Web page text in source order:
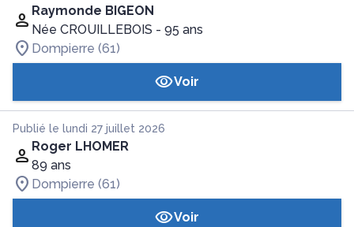
Raymonde BIGEON
Née CROUILLEBOIS - 95 ans
Dompierre (61)
Voir
Publié le lundi 27 juillet 2026
Roger LHOMER
89 ans
Dompierre (61)
Voir